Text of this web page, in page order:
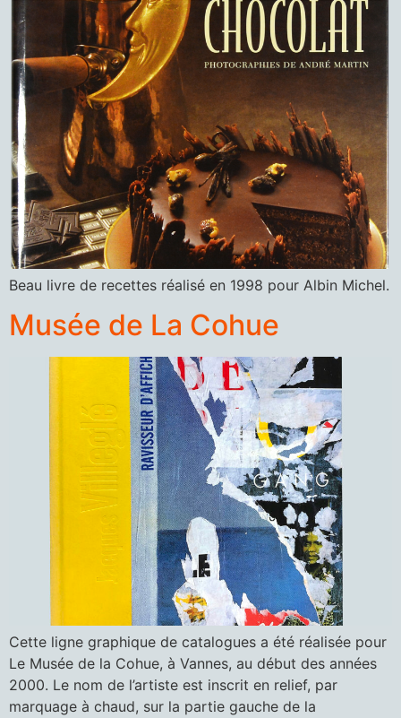
Beau livre de recettes réalisé en 1998 pour Albin Michel.
Musée de La Cohue
Cette ligne graphique de catalogues a été réalisée pour
Le Musée de la Cohue, à Vannes, au début des années
2000. Le nom de l’artiste est inscrit en relief, par
marquage à chaud, sur la partie gauche de la